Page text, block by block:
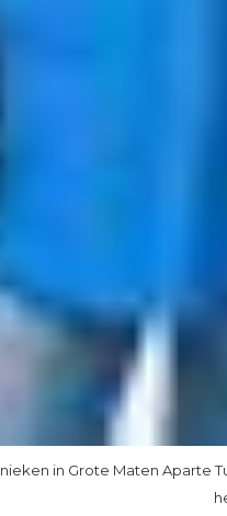
in Grote Maten Aparte